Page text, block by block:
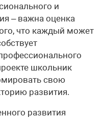
и
– важна оценка
что каждый может
школьник
свою
развития.
развития